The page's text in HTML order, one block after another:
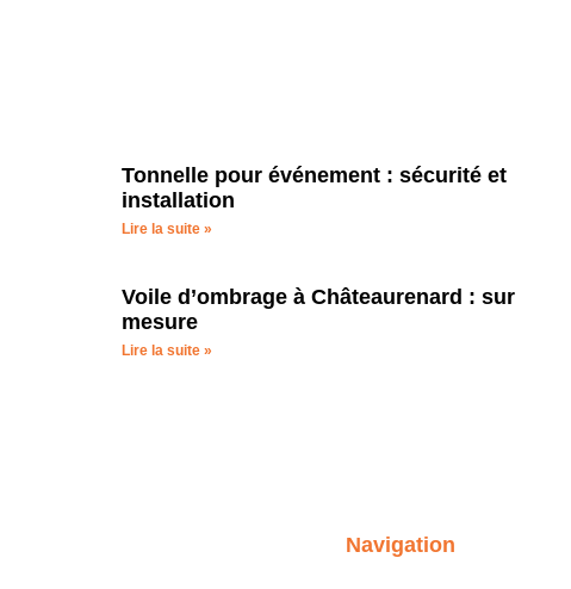
Tonnelle pour événement : sécurité et
installation
Lire la suite »
Voile d’ombrage à Châteaurenard : sur
mesure
Lire la suite »
Navigation